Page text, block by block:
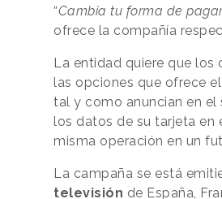
“Cambia tu forma de
ofrece la compañía
La entidad quiere que
las opciones que ofrece el
tal y como anuncian en el
los datos de su tarjeta en
misma operación en un
La campaña se está
televisión de España,